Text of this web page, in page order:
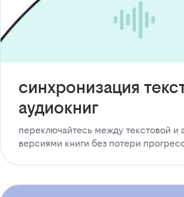
синхронизация
аудиокниг
переключайтесь между текстовой и
версиями книги без потери